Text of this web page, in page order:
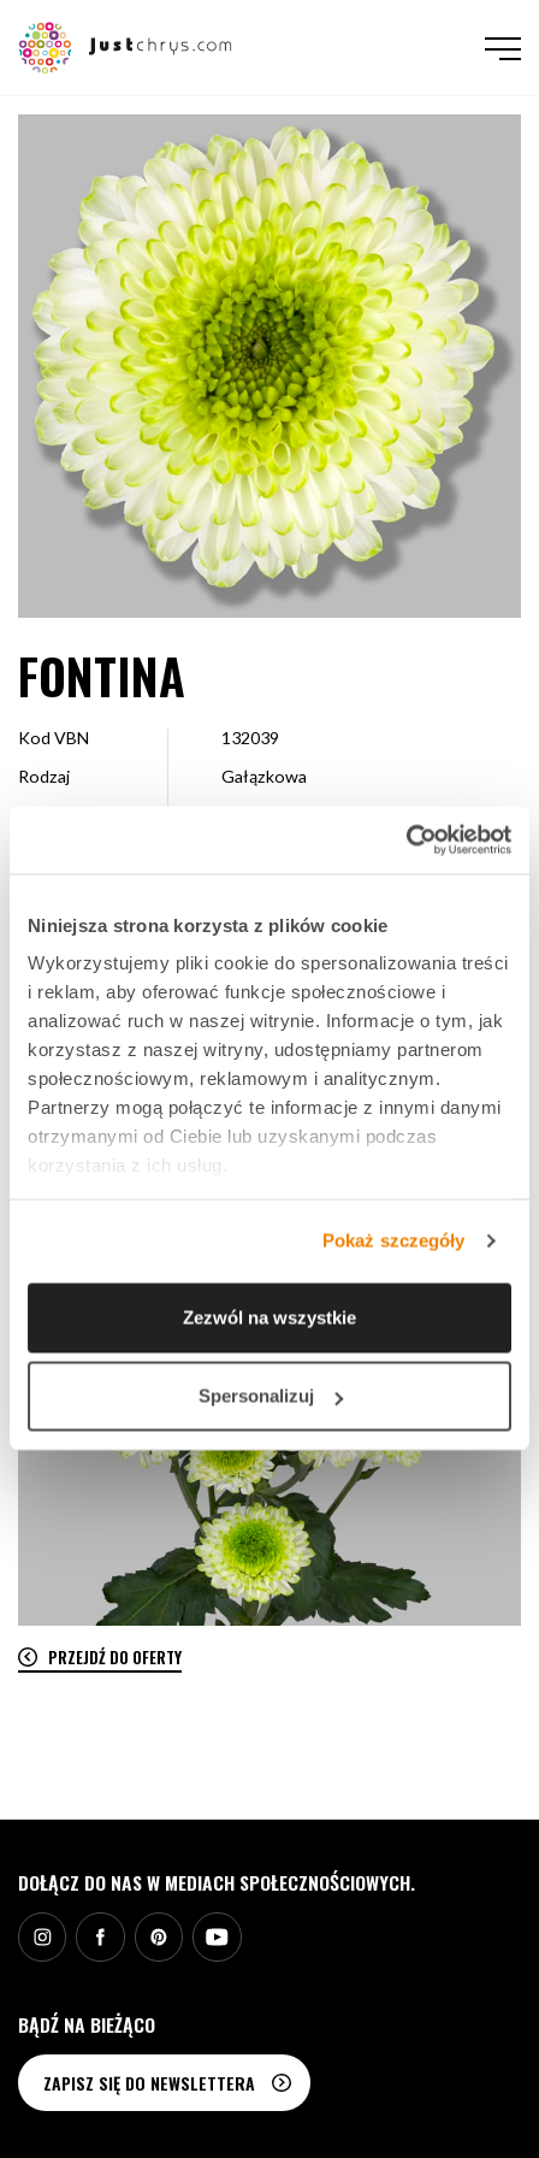
Niniejsza strona korzysta z plików cookie
Wykorzystujemy pliki cookie do spersonalizowania treści
i reklam, aby oferować funkcje społecznościowe i
analizować ruch w naszej witrynie. Informacje o tym, jak
korzystasz z naszej witryny, udostępniamy partnerom
społecznościowym, reklamowym i analitycznym.
Partnerzy mogą połączyć te informacje z innymi danymi
otrzymanymi od Ciebie lub uzyskanymi podczas
korzystania z ich usług.
Pokaż szczegóły
Zezwól na wszystkie
Spersonalizuj
NEDERLANDS DEUTSCH FRANÇAIS РУССКИЙ
FONTINA
Kod VBN
132039
Rodzaj
Gałązkowa
Hodowca
Dekker Chrysanten
Dostępne
Cały sezon
ULUBIONA
PRZEJDŹ DO OFERTY
DOŁĄCZ DO NAS W MEDIACH SPOŁECZNOŚCIOWYCH.
BĄDŹ NA BIEŻĄCO
ZAPISZ SIĘ DO NEWSLETTERA